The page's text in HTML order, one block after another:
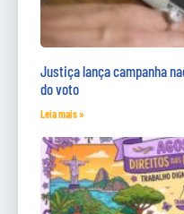
Justiça lança campanha
do voto
Leia mais »